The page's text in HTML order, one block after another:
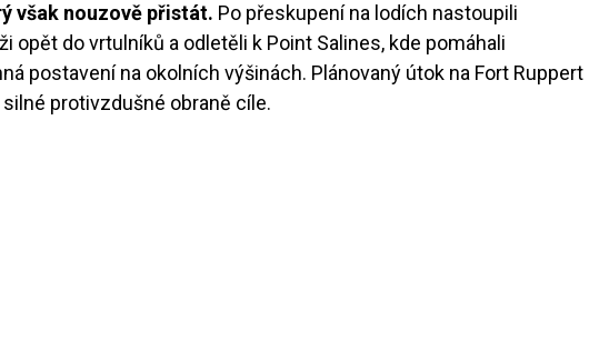
však nouzově přistát. Po přeskupení na lodích nastoupili
opět do vrtulníků a odletěli k Point Salines, kde pomáhali
postavení na okolních výšinách. Plánovaný útok na Fort Ruppert
protivzdušné obraně cíle.